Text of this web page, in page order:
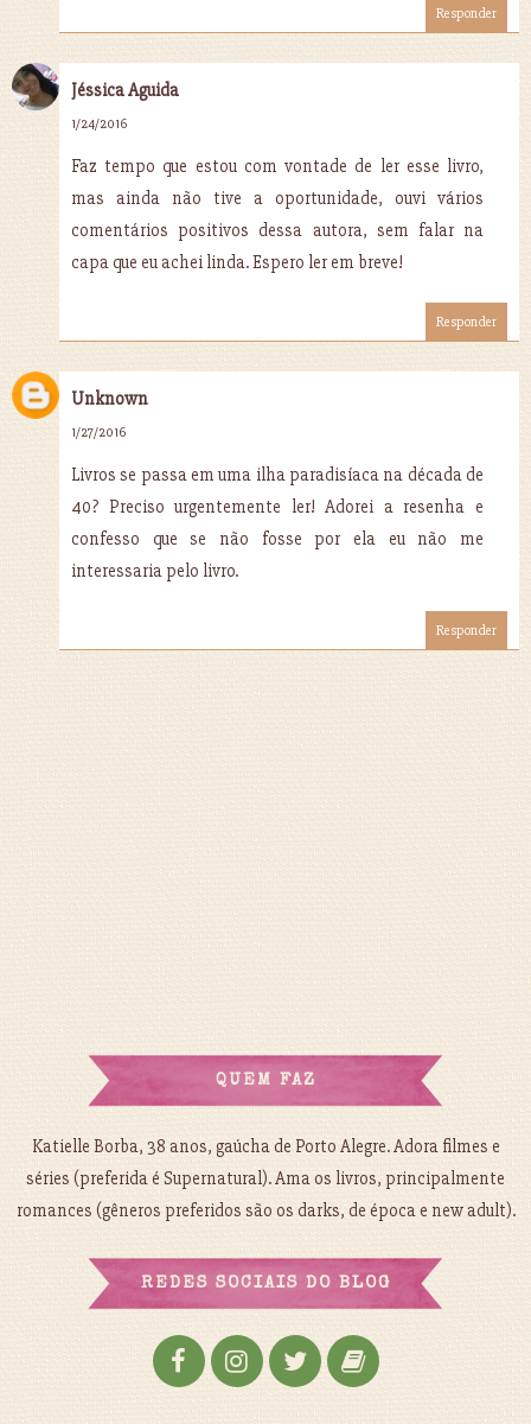
Responder
Jéssica Aguida
1/24/2016
Faz tempo que estou com vontade de ler esse livro,
mas ainda não tive a oportunidade, ouvi vários
comentários positivos dessa autora, sem falar na
capa que eu achei linda. Espero ler em breve!
Responder
Unknown
1/27/2016
Livros se passa em uma ilha paradisíaca na década de
40? Preciso urgentemente ler! Adorei a resenha e
confesso que se não fosse por ela eu não me
interessaria pelo livro.
Responder
QUEM FAZ
Katielle Borba, 38 anos, gaúcha de Porto Alegre. Adora filmes e
séries (preferida é Supernatural). Ama os livros, principalmente
romances (gêneros preferidos são os darks, de época e new adult).
REDES SOCIAIS DO BLOG